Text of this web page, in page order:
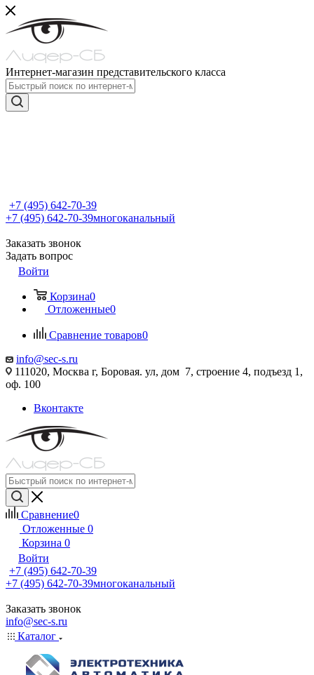
Интернет-магазин представительского класса
+7 (495) 642-70-39
+7 (495) 642-70-39многоканальный
Заказать звонок
Задать вопрос
Войти
Корзина0
Отложенные0
Сравнение товаров0
info@sec-s.ru
111020, Москва г, Боровая. ул, дом 7, строение 4, подъезд 1,
оф. 100
Вконтакте
Сравнение0
Отложенные 0
Корзина 0
Войти
+7 (495) 642-70-39
+7 (495) 642-70-39многоканальный
Заказать звонок
info@sec-s.ru
Каталог